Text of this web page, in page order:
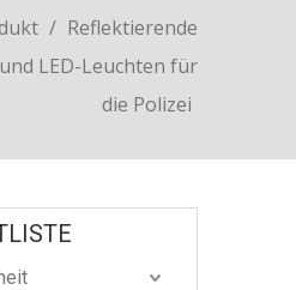
/ Reflektierende
LED-Leuchten für
die Polizei